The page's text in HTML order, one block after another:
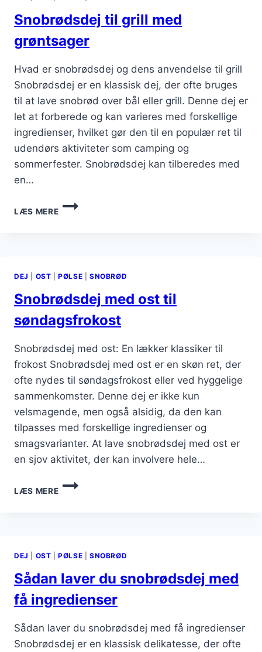
Snobrødsdej til grill med
grøntsager
Hvad er snobrødsdej og dens anvendelse til grill
Snobrødsdej er en klassisk dej, der ofte bruges
til at lave snobrød over bål eller grill. Denne dej er
let at forberede og kan varieres med forskellige
ingredienser, hvilket gør den til en populær ret til
udendørs aktiviteter som camping og
sommerfester. Snobrødsdej kan tilberedes med
en…
LÆS MERE
SNOBRØDSDEJ
TIL
DEJ OST |PØLSE SNOBRØD
Snobrødsdej med ost til
søndagsfrokost
Snobrødsdej med ost: En lækker klassiker til
frokost Snobrødsdej med ost er en skøn ret, der
ofte nydes til søndagsfrokost eller ved hyggelige
sammenkomster. Denne dej er ikke kun
velsmagende, men også alsidig, da den kan
tilpasses med forskellige ingredienser og
smagsvarianter. At lave snobrødsdej med ost er
en sjov aktivitet, der kan involvere hele…
LÆS MERE
SNOBRØDSDEJ
MED
DEJ OST |PØLSE SNOBRØD
Sådan laver du snobrødsdej med
få ingredienser
Sådan laver du snobrødsdej med få ingredienser
Snobrødsdej er en klassisk delikatesse, der ofte